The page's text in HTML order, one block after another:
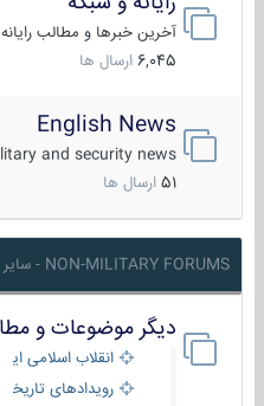
آخرین خبرها و مطالب رایانه و
6,045 ارسال ها
English News
and security news
51 ارسال ها
NON-MILITARY FORUMS - سایر بخشها
دیگر موضوعات و
انقلاب اسلامی ایران
رویدادهای تاریخی